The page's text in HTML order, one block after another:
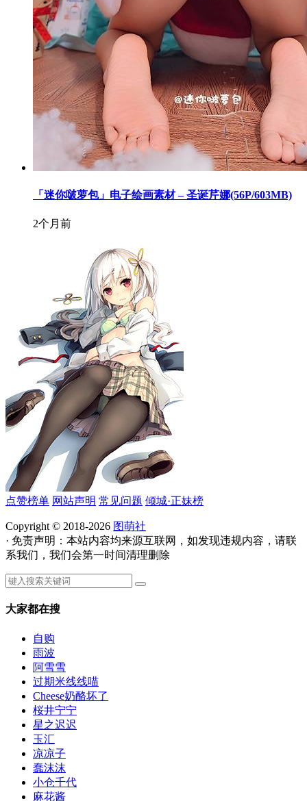
「迷你啵萝包」电子绘画素材 – 圣诞芹娜(56P/603MB)
2个月前
点赞榜单 网站声明 常见问题 倾城·正妹榜
Copyright © 2018-2026 图萌社
· 免责声明：本站内容均来源互联网，如发现违规内容，请联
系我们，我们会第一时间清理删除
大家都在搜
自购
雨波
阿雪雪
过期米线线喵
Cheese奶酪坏了
桜井宁宁
星之迟迟
玉汇
凉凉子
蠢沫沫
小仓千代
麻花酱